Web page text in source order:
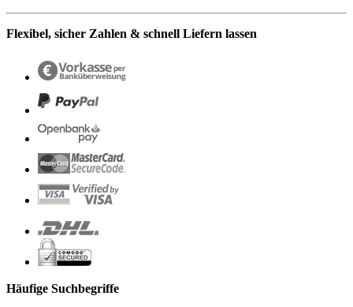
Flexibel, sicher Zahlen & schnell Liefern lassen
Häufige Suchbegriffe